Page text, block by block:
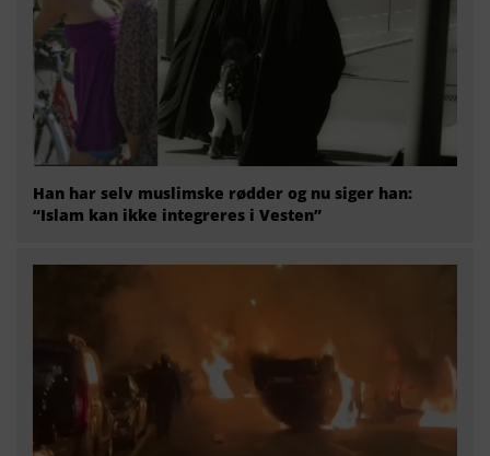
Han har selv muslimske rødder og nu siger han:
“Islam kan ikke integreres i Vesten”